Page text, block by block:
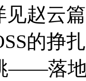
见赵云
的挣
落地